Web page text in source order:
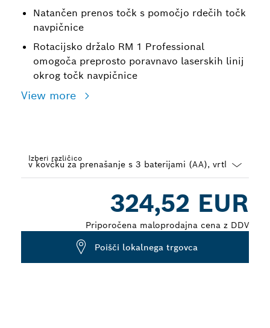
Natančen prenos točk s pomočjo rdečih točk
navpičnice
Rotacijsko držalo RM 1 Professional
omogoča preprosto poravnavo laserskih linij
okrog točk navpičnice
View more
Izberi različico
324,52 EUR
Priporočena maloprodajna cena z DDV
Poišči lokalnega trgovca